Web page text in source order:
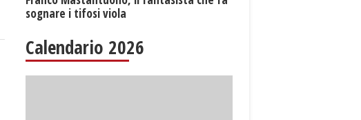
sognare i tifosi viola
Calendario 2026